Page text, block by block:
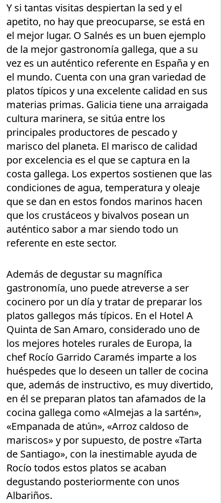
Y si tantas visitas despiertan la sed y el
apetito, no hay que preocuparse, se está en
el mejor lugar. O Salnés es un buen ejemplo
de la mejor gastronomía gallega, que a su
vez es un auténtico referente en España y en
el mundo. Cuenta con una gran variedad de
platos típicos y una excelente calidad en sus
materias primas. Galicia tiene una arraigada
cultura marinera, se sitúa entre los
principales productores de pescado y
marisco del planeta. El marisco de calidad
por excelencia es el que se captura en la
costa gallega. Los expertos sostienen que las
condiciones de agua, temperatura y oleaje
que se dan en estos fondos marinos hacen
que los crustáceos y bivalvos posean un
auténtico sabor a mar siendo todo un
referente en este sector.
Además de degustar su magnífica
gastronomía, uno puede atreverse a ser
cocinero por un día y tratar de preparar los
platos gallegos más típicos. En el Hotel A
Quinta de San Amaro, considerado uno de
los mejores hoteles rurales de Europa, la
chef Rocío Garrido Caramés imparte a los
huéspedes que lo deseen un taller de cocina
que, además de instructivo, es muy divertido,
en él se preparan platos tan afamados de la
cocina gallega como «Almejas a la sartén»,
«Empanada de atún», «Arroz caldoso de
mariscos» y por supuesto, de postre «Tarta
de Santiago», con la inestimable ayuda de
Rocío todos estos platos se acaban
degustando posteriormente con unos
Albariños.